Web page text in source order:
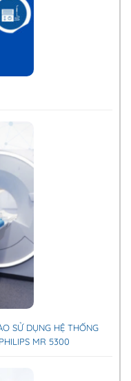
SỬ DỤNG HỆ THỐNG
MR 5300